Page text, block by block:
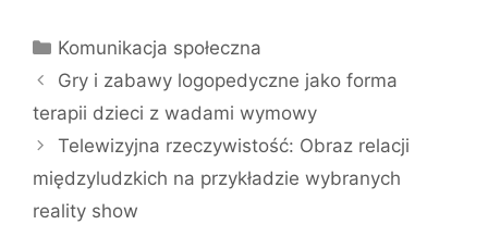
Kategorie
Komunikacja społeczna
Gry i zabawy logopedyczne jako forma
terapii dzieci z wadami wymowy
Telewizyjna rzeczywistość: Obraz relacji
międzyludzkich na przykładzie wybranych
reality show